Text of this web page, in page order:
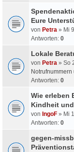
Eure
von Petra » Mi
Antworten: 0
Lokale
von Petra » So
Notrufnummern
Antworten: 0
Wie erleben
Kindheit
von IngoF » Mi
Antworten: 0
gegen-